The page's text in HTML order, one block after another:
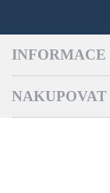
INFORMACE
NAKUPOVAT